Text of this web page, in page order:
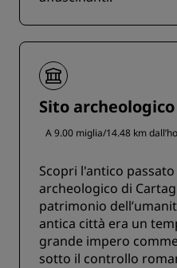
Sito
A 9.00 miglia/14.48 km
Scopri l'antico
archeologico di
patrimonio
antica città era un
grande impero
sotto il controllo